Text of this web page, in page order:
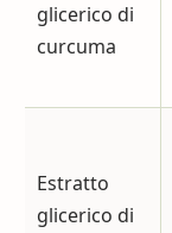
glicerico di
curcuma
Estratto
glicerico di